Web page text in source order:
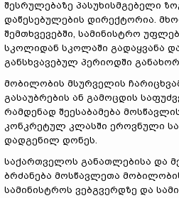
შესრულებაზე პასუხისმგებელი
დაწესებულების დირექტორია.
შემთხვევებში, სამინისტრო
სკოლიდან სკოლაში გადაყვანა
განსხვავებულ პერიოდში
მობილობის მსურველის
გასაუბრების ან გამოცდის
რამდენად შეესაბამება
კონკრეტულ კლასში ეროვნული
დადგენილ დონეს.
საქართველოს განათლებისა და
ბრძანება მოსწავლეთა
სამინისტროს ვებგვერდზე და